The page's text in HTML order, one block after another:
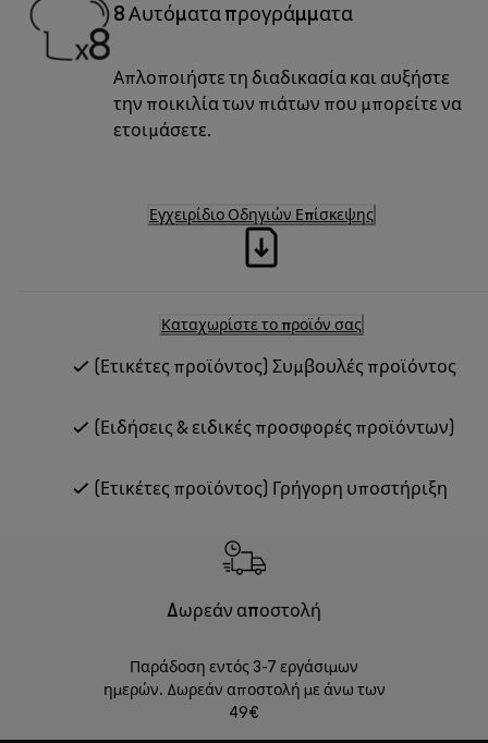
8 Αυτόματα προγράμματα
Απλοποιήστε τη διαδικασία και αυξήστε
την ποικιλία των πιάτων που μπορείτε να
ετοιμάσετε.
Εγχειρίδιο Οδηγιών Επίσκεψης
Καταχωρίστε το προϊόν σας
(Ετικέτες προϊόντος) Συμβουλές προϊόντος
(Ειδήσεις & ειδικές προσφορές προϊόντων)
(Ετικέτες προϊόντος) Γρήγορη υποστήριξη
Δωρεάν αποστολή
Παράδοση εντός 3-7 εργάσιμων
ημερών. Δωρεάν αποστολή με άνω των
49€